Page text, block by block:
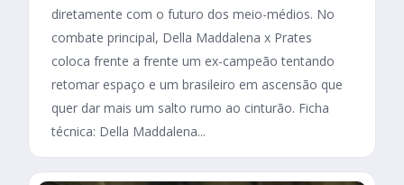
diretamente com o futuro dos meio-médios. No
combate principal, Della Maddalena x Prates
coloca frente a frente um ex-campeão tentando
retomar espaço e um brasileiro em ascensão que
quer dar mais um salto rumo ao cinturão. Ficha
técnica: Della Maddalena...